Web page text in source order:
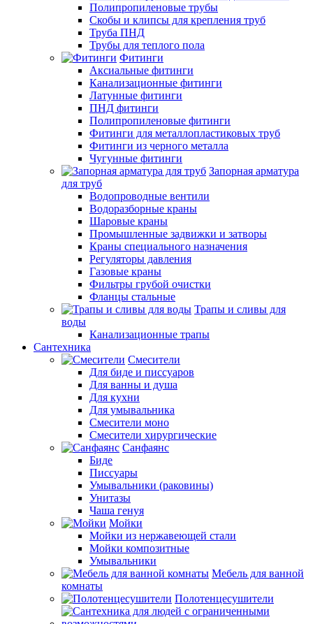
Полипропиленовые трубы
Скобы и клипсы для крепления труб
Труба ПНД
Трубы для теплого пола
Фитинги
Аксиальные фитинги
Канализационные фитинги
Латунные фитинги
ПНД фитинги
Полипропиленовые фитинги
Фитинги для металлопластиковых труб
Фитинги из черного металла
Чугунные фитинги
Запорная арматура
для труб
Водопроводные вентили
Водоразборные краны
Шаровые краны
Промышленные задвижки и затворы
Краны специального назначения
Регуляторы давления
Газовые краны
Фильтры грубой очистки
Фланцы стальные
Трапы и сливы для
воды
Канализационные трапы
Сантехника
Смесители
Для биде и писсуаров
Для ванны и душа
Для кухни
Для умывальника
Смесители моно
Смесители хирургические
Санфаянс
Биде
Писсуары
Умывальники (раковины)
Унитазы
Чаша генуя
Мойки
Мойки из нержавеющей стали
Мойки композитные
Умывальники
Мебель для ванной
комнаты
Полотенцесушители